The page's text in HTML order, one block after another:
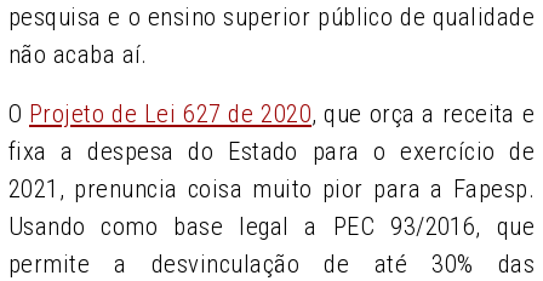
pesquisa e o ensino superior público de qualidade
não acaba aí.
O Projeto de Lei 627 de 2020, que orça a receita e
fixa a despesa do Estado para o exercício de
2021, prenuncia coisa muito pior para a Fapesp.
Usando como base legal a PEC 93/2016, que
permite a desvinculação de até 30% das